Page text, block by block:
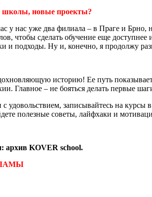
школы, новые проекты?
у нас уже два филиала – в Праге и
чтобы сделать обучение еще
и подходы. Ну и, конечно, я продолжу
историю! Ее путь
Главное – не бояться делать первые
удовольствием, записывайтесь на
полезные советы, лайфхаки и
архив KOVER school.